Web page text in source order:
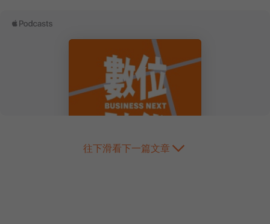
往下滑看下一篇文章